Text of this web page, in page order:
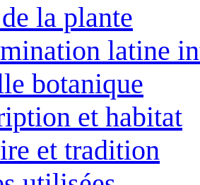
la plante
latine
botanique
et habitat
et tradition